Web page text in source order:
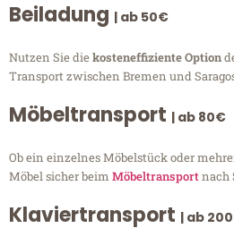
Beiladung | ab 50€
Nutzen Sie diekosteneffiziente Option
Transport zwischen Bremen und
Möbeltransport | ab 80€
Ob ein einzelnes Möbelstück oder
Möbel sicher beim Möbeltransportnach
Klaviertransport | ab